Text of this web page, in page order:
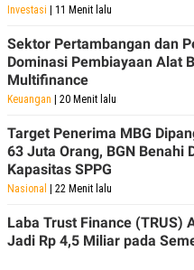
Investasi | 11 Menit lalu
Sektor Pertambangan dan
Dominasi Pembiayaan Alat
Multifinance
Keuangan | 20 Menit lalu
Target Penerima MBG
63 Juta Orang, BGN Benahi
Kapasitas SPPG
Nasional | 22 Menit lalu
Laba Trust Finance (TRUS)
Jadi Rp 4,5 Miliar pada